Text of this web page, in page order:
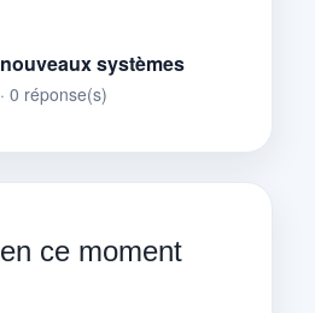
systèmes
0 réponse(s)
ce moment